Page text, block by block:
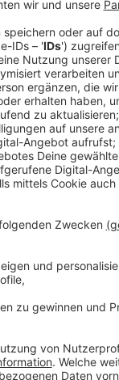
habe ich
Herzkrankes
sowie an
500
Dadurch
sind rund
CO²
oder
dem Fahrrad
in Eschweiler